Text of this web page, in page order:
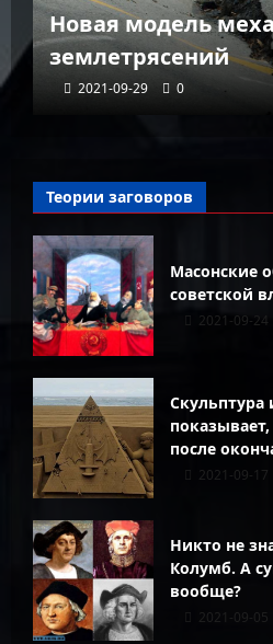
Новая модель
землетрясений
2021-09-29 0
Теории заговоров
Масонские
советской
2021-09-24
после
2021-09-17
Никто не
Колумб. А
вообще?
2021-09-05